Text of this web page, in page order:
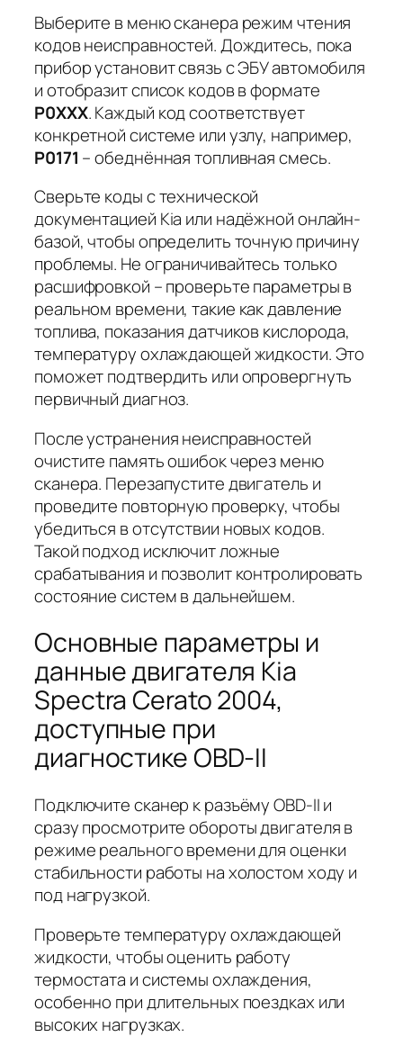
Выберите в меню сканера режим чтения
кодов неисправностей. Дождитесь, пока
прибор установит связь с ЭБУ автомобиля
и отобразит список кодов в формате
P0XXX. Каждый код соответствует
конкретной системе или узлу, например,
P0171 – обеднённая топливная смесь.
Сверьте коды с технической
документацией Kia или надёжной онлайн-
базой, чтобы определить точную причину
проблемы. Не ограничивайтесь только
расшифровкой – проверьте параметры в
реальном времени, такие как давление
топлива, показания датчиков кислорода,
температуру охлаждающей жидкости. Это
поможет подтвердить или опровергнуть
первичный диагноз.
После устранения неисправностей
очистите память ошибок через меню
сканера. Перезапустите двигатель и
проведите повторную проверку, чтобы
убедиться в отсутствии новых кодов.
Такой подход исключит ложные
срабатывания и позволит контролировать
состояние систем в дальнейшем.
Основные параметры и
данные двигателя Kia
Spectra Cerato 2004,
доступные при
диагностике OBD-II
Подключите сканер к разъёму OBD-II и
сразу просмотрите обороты двигателя в
режиме реального времени для оценки
стабильности работы на холостом ходу и
под нагрузкой.
Проверьте температуру охлаждающей
жидкости, чтобы оценить работу
термостата и системы охлаждения,
особенно при длительных поездках или
высоких нагрузках.